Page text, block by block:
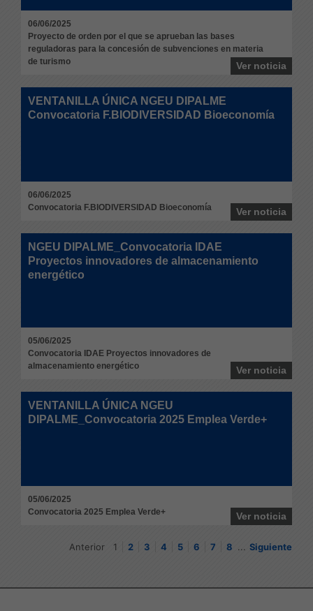
06/06/2025
Proyecto de orden por el que se aprueban las bases
reguladoras para la concesión de subvenciones en materia
de turismo
Ver noticia
VENTANILLA ÚNICA NGEU DIPALME
Convocatoria F.BIODIVERSIDAD Bioeconomía
06/06/2025
Convocatoria F.BIODIVERSIDAD Bioeconomía
Ver noticia
NGEU DIPALME_Convocatoria IDAE
Proyectos innovadores de almacenamiento
energético
05/06/2025
Convocatoria IDAE Proyectos innovadores de
almacenamiento energético
Ver noticia
VENTANILLA ÚNICA NGEU
DIPALME_Convocatoria 2025 Emplea Verde+
05/06/2025
Convocatoria 2025 Emplea Verde+
Ver noticia
Anterior 1 2 3 4 5 6 7 8 ... Siguiente